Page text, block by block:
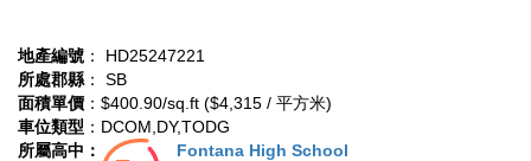
地產編號 ： HD25247221
所處郡縣 ： SB
面積單價 ：$400.90/sq.ft ($4,315 / 平方米)
車位類型 ：DCOM,DY,TODG
所屬高中：
Fontana High School